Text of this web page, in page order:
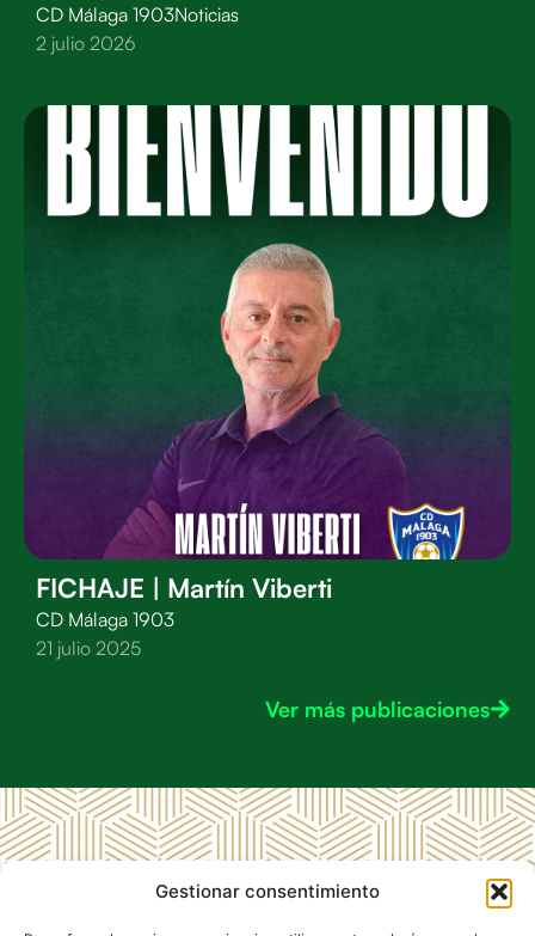
Gestionar consentimiento
CD Málaga 1903Noticias
2 julio 2026
FICHAJE | Martín Viberti
CD Málaga 1903
21 julio 2025
Ver más publicaciones
MálagaInicio
Aviso